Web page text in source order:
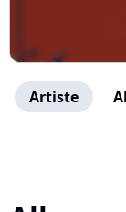
Artiste